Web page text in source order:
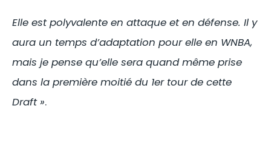
Elle est polyvalente en attaque et en défense. Il y
aura un temps d’adaptation pour elle en WNBA,
mais je pense qu’elle sera quand même prise
dans la première moitié du 1er tour de cette
Draft ».